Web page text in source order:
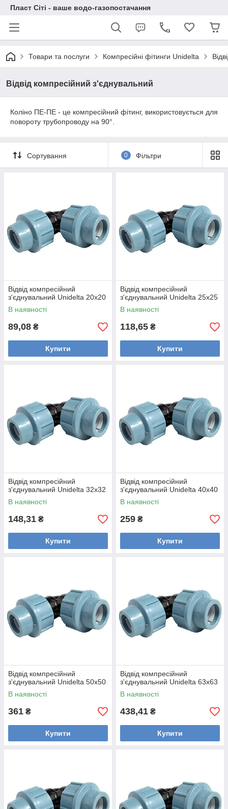
Пласт Сіті - ваше водо-газопостачання
Товари та послуги Компресійні фітинги Unidelta
Відвід компресійний з'єднувальний
Коліно ПЕ-ПЕ - це компресійний фітинг, використовується для
повороту трубопроводу на 90°.
Сортування 0 Фільтри
Відвід компресійний
з'єднувальний Unidelta 20x20
В наявності
89,08 ₴
Купити
Відвід компресійний
з'єднувальний Unidelta 25x25
В наявності
118,65 ₴
Купити
Відвід компресійний
з'єднувальний Unidelta 32x32
В наявності
148,31 ₴
Купити
Відвід компресійний
з'єднувальний Unidelta 40x40
В наявності
259 ₴
Купити
Відвід компресійний
з'єднувальний Unidelta 50x50
В наявності
361 ₴
Купити
Відвід компресійний
з'єднувальний Unidelta 63x63
В наявності
438,41 ₴
Купити